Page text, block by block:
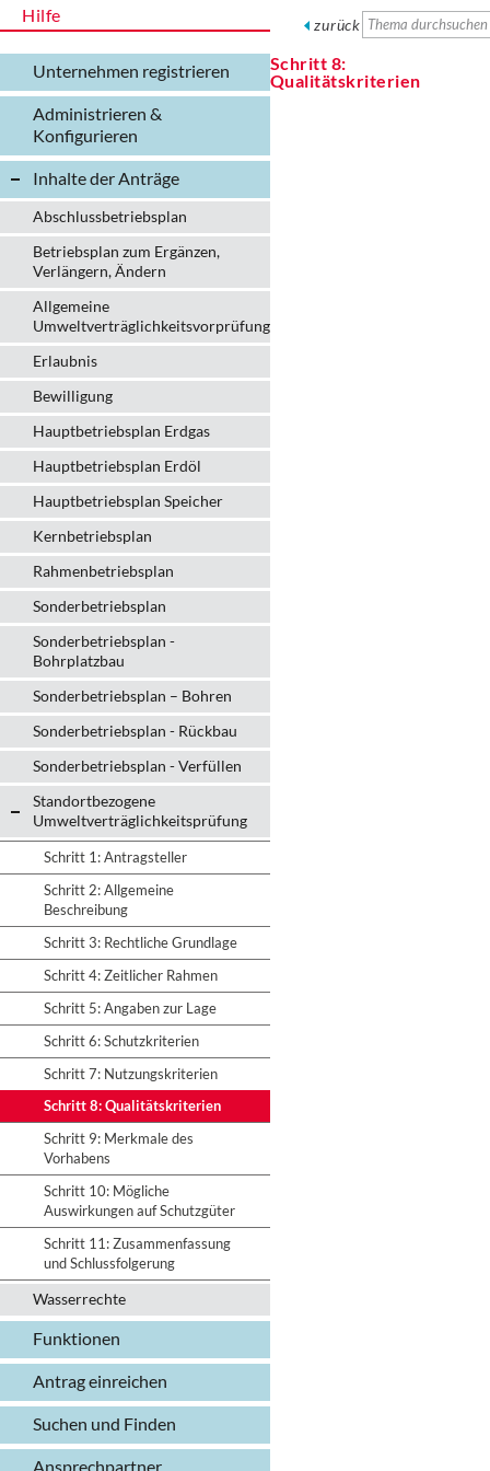
Hilfe
Unternehmen registrieren
Administrieren &
Konfigurieren
Inhalte der Anträge
Abschlussbetriebsplan
Betriebsplan zum Ergänzen,
Verlängern, Ändern
Allgemeine
Umweltverträglichkeitsvorprüfung
Erlaubnis
Bewilligung
Hauptbetriebsplan Erdgas
Hauptbetriebsplan Erdöl
Hauptbetriebsplan Speicher
Kernbetriebsplan
Rahmenbetriebsplan
Sonderbetriebsplan
Sonderbetriebsplan -
Bohrplatzbau
Sonderbetriebsplan – Bohren
Sonderbetriebsplan - Rückbau
Sonderbetriebsplan - Verfüllen
Standortbezogene
Umweltverträglichkeitsprüfung
Schritt 1: Antragsteller
Schritt 2: Allgemeine
Beschreibung
Schritt 3: Rechtliche Grundlage
Schritt 4: Zeitlicher Rahmen
Schritt 5: Angaben zur Lage
Schritt 6: Schutzkriterien
Schritt 7: Nutzungskriterien
Schritt 8: Qualitätskriterien
Schritt 9: Merkmale des
Vorhabens
Schritt 10: Mögliche
Auswirkungen auf Schutzgüter
Schritt 11: Zusammenfassung
und Schlussfolgerung
Wasserrechte
Funktionen
Antrag einreichen
Suchen und Finden
Ansprechpartner
zurück
Schritt 8:
Qualitätskriterien